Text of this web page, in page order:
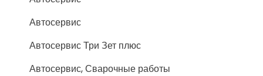
Автосервис
Автосервис Три Зет плюс
Автосервис, Сварочные работы